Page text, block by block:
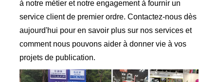
à notre métier et notre engagement à fournir un
service client de premier ordre. Contactez-nous dès
aujourd'hui pour en savoir plus sur nos services et
comment nous pouvons aider à donner vie à vos
projets de publication.